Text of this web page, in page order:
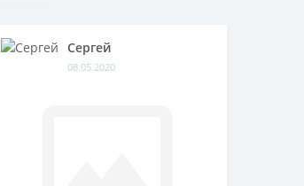
Сергей
08.05.2020